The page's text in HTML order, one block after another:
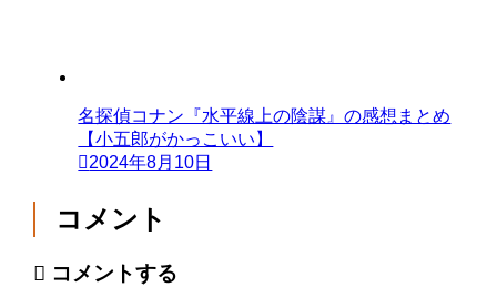
名探偵コナン『水平線上の陰謀』の感想まとめ
【小五郎がかっこいい】
2024年8月10日
コメント
コメントする